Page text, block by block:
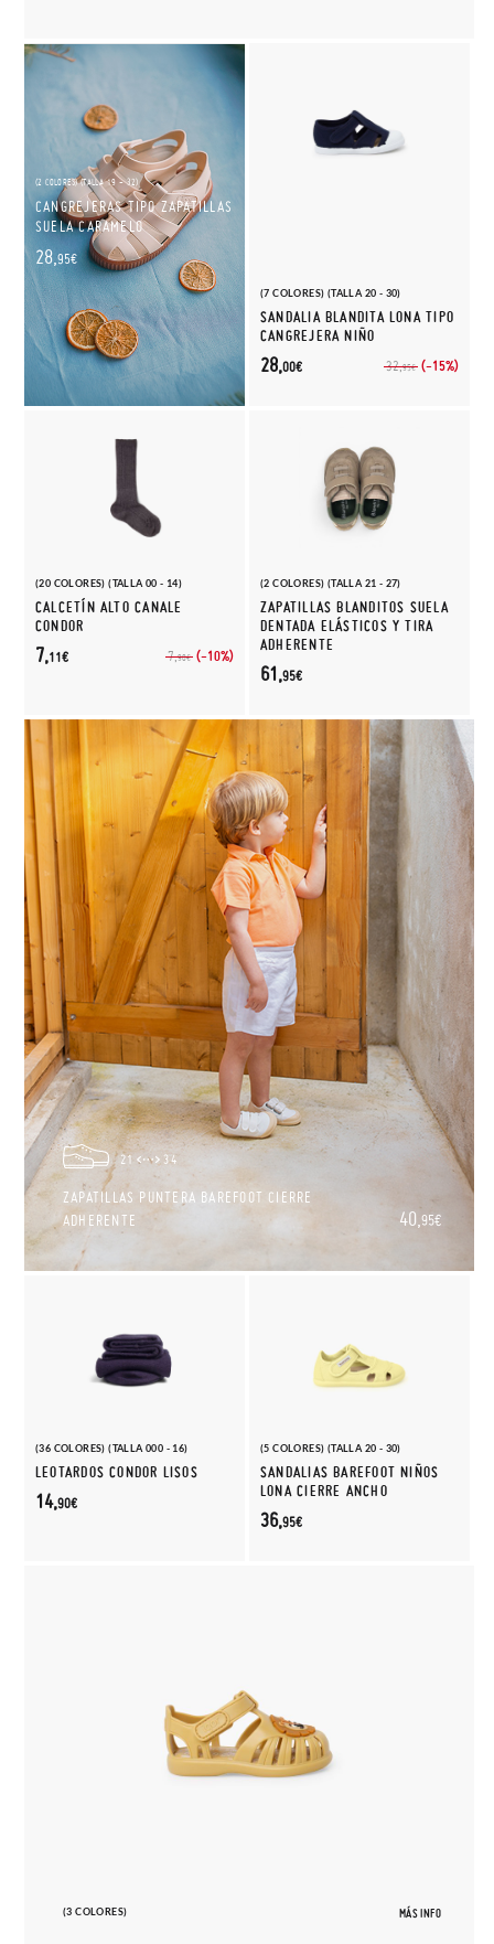
(2 COLORES) (TALLA 19 - 32)
CANGREJERAS TIPO ZAPATILLAS
SUELA CARAMELO
28, 95€
(7 COLORES) (TALLA 20 - 30)
SANDALIA BLANDITA LONA TIPO
CANGREJERA NIÑO
32,95€ (-15%)
28,00€
(20 COLORES) (TALLA 00 - 14)
CALCETÍN ALTO CANALE
CONDOR
7,90€ (-10%)
7,11€
(2 COLORES) (TALLA 21 - 27)
ZAPATILLAS BLANDITOS SUELA
DENTADA ELÁSTICOS Y TIRA
ADHERENTE
61,95€
21 34
ZAPATILLAS PUNTERA BAREFOOT CIERRE
ADHERENTE
40, 95€
(36 COLORES) (TALLA 000 - 16)
LEOTARDOS CONDOR LISOS
14,90€
(5 COLORES) (TALLA 20 - 30)
SANDALIAS BAREFOOT NIÑOS
LONA CIERRE ANCHO
36,95€
(3 COLORES) MÁS INFO